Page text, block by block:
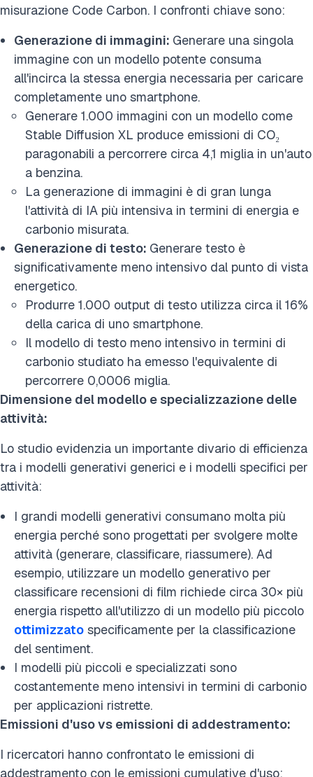
misurazione Code Carbon. I confronti chiave sono:
Generazione di immagini: Generare una singola
immagine con un modello potente consuma
all'incirca la stessa energia necessaria per caricare
completamente uno smartphone.
Generare 1.000 immagini con un modello come
Stable Diffusion XL produce emissioni di CO₂
paragonabili a percorrere circa 4,1 miglia in un'auto
a benzina.
La generazione di immagini è di gran lunga
l'attività di IA più intensiva in termini di energia e
carbonio misurata.
Generazione di testo: Generare testo è
significativamente meno intensivo dal punto di vista
energetico.
Produrre 1.000 output di testo utilizza circa il 16%
della carica di uno smartphone.
Il modello di testo meno intensivo in termini di
carbonio studiato ha emesso l'equivalente di
percorrere 0,0006 miglia.
Dimensione del modello e specializzazione delle
attività:
Lo studio evidenzia un importante divario di efficienza
tra i modelli generativi generici e i modelli specifici per
attività:
I grandi modelli generativi consumano molta più
energia perché sono progettati per svolgere molte
attività (generare, classificare, riassumere). Ad
esempio, utilizzare un modello generativo per
classificare recensioni di film richiede circa 30× più
energia rispetto all'utilizzo di un modello più piccolo
ottimizzato specificamente per la classificazione
del sentiment.
I modelli più piccoli e specializzati sono
costantemente meno intensivi in termini di carbonio
per applicazioni ristrette.
Emissioni d'uso vs emissioni di addestramento:
I ricercatori hanno confrontato le emissioni di
addestramento con le emissioni cumulative d'uso: